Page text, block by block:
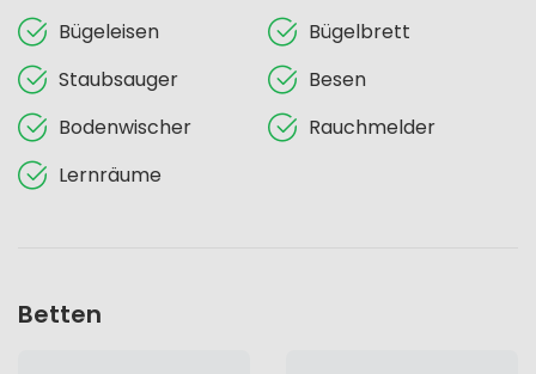
Bügeleisen
Bügelbrett
Staubsauger
Besen
Bodenwischer
Rauchmelder
Lernräume
Betten